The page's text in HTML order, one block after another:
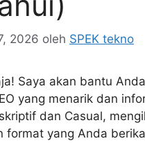
2026 oleh SPEK tekno
Saya akan bantu
yang menarik dan
dan Casual,
format yang Anda